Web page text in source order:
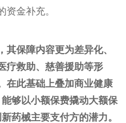
资金补充。
保障内容更为差异化、
疗救助、慈善援助等形
在此基础上叠加商业健康
够以小额保费撬动大额保
药械主要支付方的潜力。